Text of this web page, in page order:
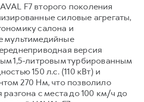
F7 второго поколения
силовые агрегаты,
салона и
мультимедийные
версия
1,5-литровым турбированным
150 л.с. (110 кВт) и
270 Нм, что позволило
разгона с места до 100 км/ч до